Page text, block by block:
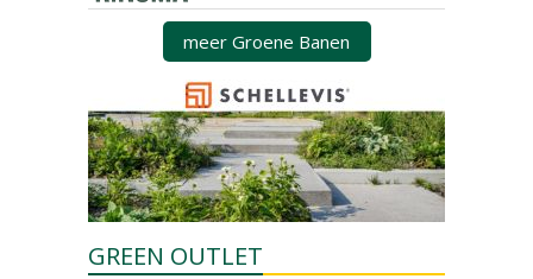
meer Groene Banen
GREEN OUTLET